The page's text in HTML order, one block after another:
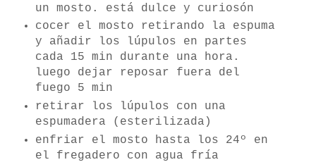
un mosto. está dulce y curiosón
cocer el mosto retirando la espuma
y añadir los lúpulos en partes
cada 15 min durante una hora.
luego dejar reposar fuera del
fuego 5 min
retirar los lúpulos con una
espumadera (esterilizada)
enfriar el mosto hasta los 24º en
el fregadero con agua fría